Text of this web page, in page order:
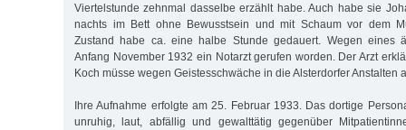
Viertelstunde zehnmal dasselbe erzählt habe. Auch habe sie
nachts im Bett ohne Bewusstsein und mit Schaum vor dem
Zustand habe ca. eine halbe Stunde gedauert. Wegen eines
Anfang November 1932 ein Notarzt gerufen worden. Der Arzt
Koch müsse wegen Geistesschwäche in die Alsterdorfer Anstalten
Ihre Aufnahme erfolgte am 25. Februar 1933. Das dortige
unruhig, laut, abfällig und gewalttätig gegenüber